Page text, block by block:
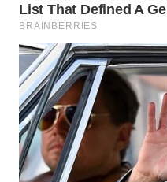
TINGGI
WN
PAKPAK
WN
KARAWANG
WN